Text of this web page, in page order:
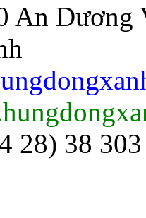
An Dương
28) 38